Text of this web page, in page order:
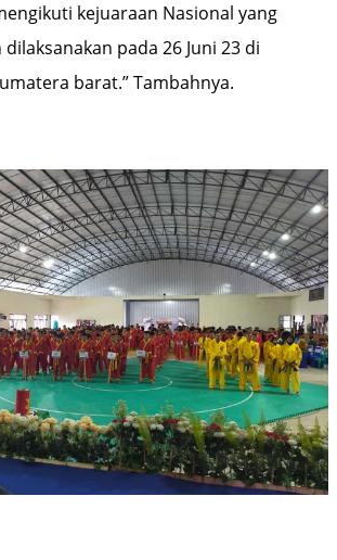
kejuaraan Nasional yang
pada 26 Juni 23 di
barat.” Tambahnya.